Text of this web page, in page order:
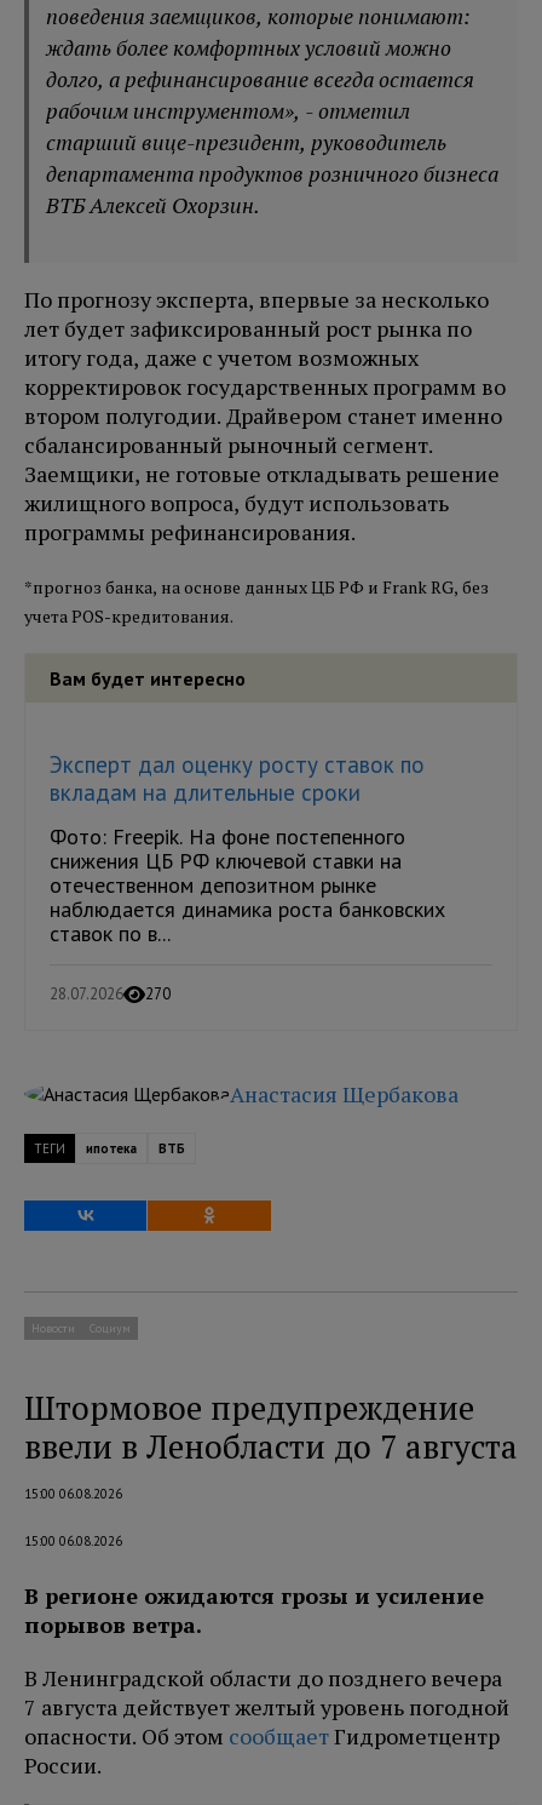
поведения заемщиков, которые понимают:
ждать более комфортных условий можно
долго, а рефинансирование всегда остается
рабочим инструментом», - отметил
старший вице-президент, руководитель
департамента продуктов розничного бизнеса
ВТБ Алексей Охорзин.
По прогнозу эксперта, впервые за несколько
лет будет зафиксированный рост рынка по
итогу года, даже с учетом возможных
корректировок государственных программ во
втором полугодии. Драйвером станет именно
сбалансированный рыночный сегмент.
Заемщики, не готовые откладывать решение
жилищного вопроса, будут использовать
программы рефинансирования.
*прогноз банка, на основе данных ЦБ РФ и Frank RG, без
учета POS-кредитования.
Вам будет интересно
Эксперт дал оценку росту ставок по
вкладам на длительные сроки
Фото: Freepik. На фоне постепенного
снижения ЦБ РФ ключевой ставки на
отечественном депозитном рынке
наблюдается динамика роста банковских
ставок по в...
28.07.2026 270
Анастасия Щербакова
ТЕГИ ипотека ВТБ
Новости Социум
Штормовое предупреждение
ввели в Ленобласти до 7 августа
15:00 06.08.2026
15:00 06.08.2026
В регионе ожидаются грозы и усиление
порывов ветра.
В Ленинградской области до позднего вечера
7 августа действует желтый уровень погодной
опасности. Об этом сообщаетГидрометцентр
России.